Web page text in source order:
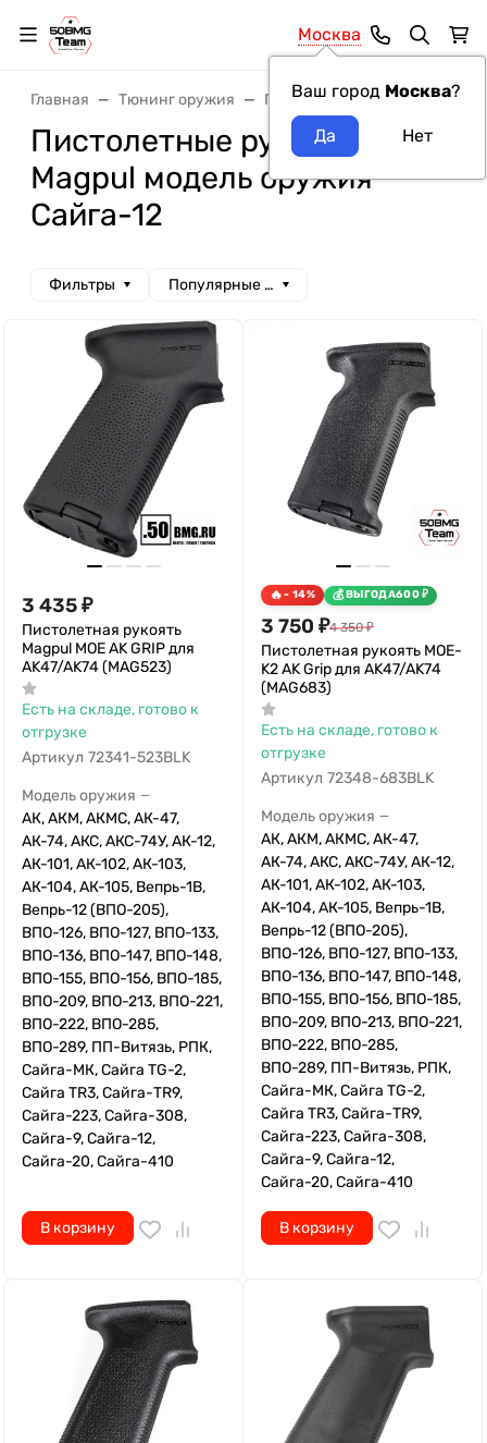
Москва
Ваш город Москва?
Главная Тюнинг оружия Пистолетные рукоятки
Пистолетные рукоятки
Magpul модель оружия
Сайга-12
Фильтры Популярные сначала
3 435₽
Пистолетная рукоять
Magpul MOE AK GRIP для
AK47/AK74 (MAG523)
Есть на складе, готово к
отгрузке
Артикул 72341-523BLK
Модель оружия —
АК, АКМ, АКМС, АК-47,
АК-74, АКС, АКС-74У, АК-12,
АК-101, АК-102, АК-103,
АК-104, АК-105, Вепрь-1В,
Вепрь-12 (ВПО-205),
ВПО-126, ВПО-127, ВПО-133,
ВПО-136, ВПО-147, ВПО-148,
ВПО-155, ВПО-156, ВПО-185,
ВПО-209, ВПО-213, ВПО-221,
ВПО-222, ВПО-285,
ВПО-289, ПП-Витязь, РПК,
Сайга-МК, Сайга TG-2,
Сайга TR3, Сайга-TR9,
Сайга-223, Сайга-308,
Сайга-9, Сайга-12,
Сайга-20, Сайга-410
В корзину
- 14% ВЫГОДА600₽
3 750 ₽4 350 ₽
Пистолетная рукоять MOE-
K2 AK Grip для AK47/AK74
(MAG683)
Есть на складе, готово к
отгрузке
Артикул 72348-683BLK
Модель оружия —
АК, АКМ, АКМС, АК-47,
АК-74, АКС, АКС-74У, АК-12,
АК-101, АК-102, АК-103,
АК-104, АК-105, Вепрь-1В,
Вепрь-12 (ВПО-205),
ВПО-126, ВПО-127, ВПО-133,
ВПО-136, ВПО-147, ВПО-148,
ВПО-155, ВПО-156, ВПО-185,
ВПО-209, ВПО-213, ВПО-221,
ВПО-222, ВПО-285,
ВПО-289, ПП-Витязь, РПК,
Сайга-МК, Сайга TG-2,
Сайга TR3, Сайга-TR9,
Сайга-223, Сайга-308,
Сайга-9, Сайга-12,
Сайга-20, Сайга-410
В корзину